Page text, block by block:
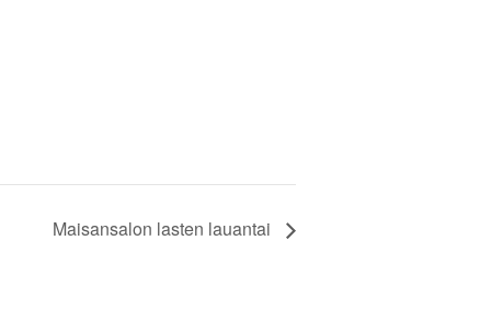
Maisansalon lasten lauantai